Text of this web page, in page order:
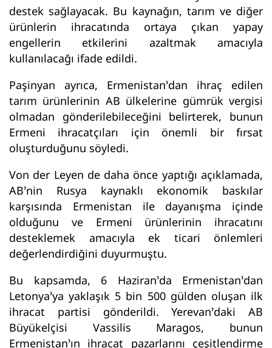
destek sağlayacak. Bu kaynağın, tarım ve diğer
ürünlerin ihracatında ortaya çıkan yapay
engellerin etkilerini azaltmak amacıyla
kullanılacağı ifade edildi.
Paşinyan ayrıca, Ermenistan’dan ihraç edilen
tarım ürünlerinin AB ülkelerine gümrük vergisi
olmadan gönderilebileceğini belirterek, bunun
Ermeni ihracatçıları için önemli bir fırsat
oluşturduğunu söyledi.
Von der Leyen de daha önce yaptığı açıklamada,
AB’nin Rusya kaynaklı ekonomik baskılar
karşısında Ermenistan ile dayanışma içinde
olduğunu ve Ermeni ürünlerinin ihracatını
desteklemek amacıyla ek ticari önlemleri
değerlendirdiğini duyurmuştu.
Bu kapsamda, 6 Haziran’da Ermenistan’dan
Letonya’ya yaklaşık 5 bin 500 gülden oluşan ilk
ihracat partisi gönderildi. Yerevan’daki AB
Büyükelçisi Vassilis Maragos, bunun
Ermenistan’ın ihracat pazarlarını çeşitlendirme